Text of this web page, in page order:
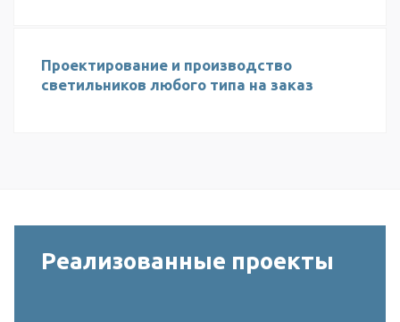
Проектирование и производство
светильников любого типа на заказ
Реализованные проекты